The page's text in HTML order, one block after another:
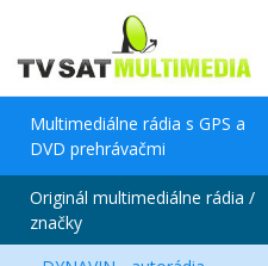
Multimediálne rádia s GPS a
DVD prehrávačmi
Originál multimediálne rádia /
značky